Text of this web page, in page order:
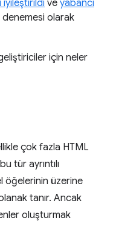
iyileştirildi ve yabancı
denemesi olarak
için neler
çok fazla HTML
tür ayrıntılı
öğelerinin üzerine
tanır. Ancak
oluşturmak